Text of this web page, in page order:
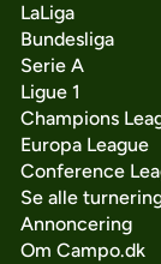
LaLiga
Bundesliga
Serie A
Ligue 1
Champions
Europa League
Conference
Se alle
Annoncering
Om Campo.dk